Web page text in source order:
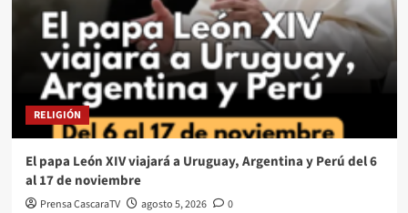
RELIGIÓN
El papa León XIV viajará a Uruguay, Argentina y Perú del 6
al 17 de noviembre
Prensa CascaraTV agosto 5, 2026 0